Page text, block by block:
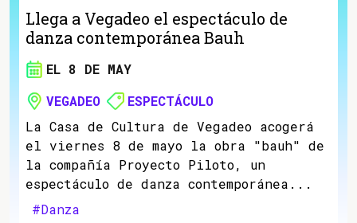
Llega a Vegadeo el espectáculo de
danza contemporánea Bauh
EL 8 DE MAY
VEGADEO
ESPECTÁCULO
La Casa de Cultura de Vegadeo acogerá
el viernes 8 de mayo la obra "bauh" de
la compañía Proyecto Piloto, un
espectáculo de danza contemporánea...
#Danza